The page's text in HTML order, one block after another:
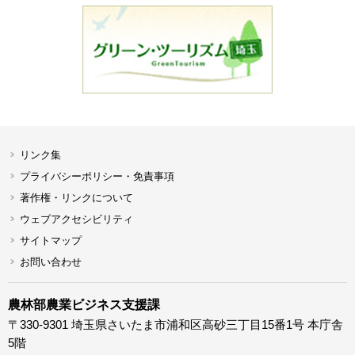
リンク集
プライバシーポリシー・免責事項
著作権・リンクについて
ウェブアクセシビリティ
サイトマップ
お問い合わせ
農林部農業ビジネス支援課
〒330-9301 埼玉県さいたま市浦和区高砂三丁目15番1号 本庁舎
5階